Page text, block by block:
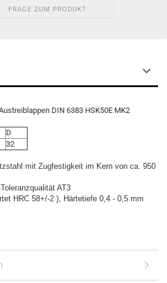
FRAGE ZUM PRODUKT
DIN 6383 HSK50E MK2
D
32
mit Zugfestigkeit im Kern von ca. 950
AT3
HRC 58+/-2 ), Härtetiefe 0,4 - 0,5 mm